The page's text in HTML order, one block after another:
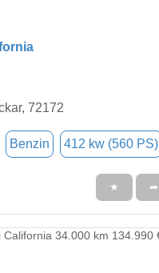
72172
Benzin 412 kw (560 PS)
★ ➦